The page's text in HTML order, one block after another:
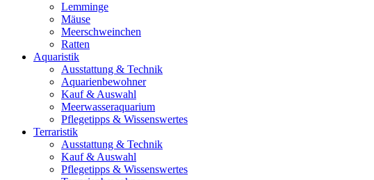
Lemminge
Mäuse
Meerschweinchen
Ratten
Aquaristik
Ausstattung & Technik
Aquarienbewohner
Kauf & Auswahl
Meerwasseraquarium
Pflegetipps & Wissenswertes
Terraristik
Ausstattung & Technik
Kauf & Auswahl
Pflegetipps & Wissenswertes